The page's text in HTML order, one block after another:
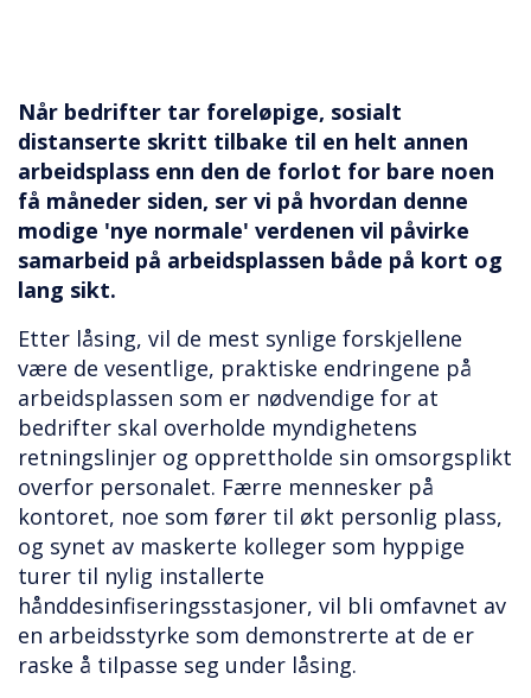
Når bedrifter tar foreløpige, sosialt
distanserte skritt tilbake til en helt annen
arbeidsplass enn den de forlot for bare noen
få måneder siden, ser vi på hvordan denne
modige 'nye normale' verdenen vil påvirke
samarbeid på arbeidsplassen både på kort og
lang sikt.
Etter låsing, vil de mest synlige forskjellene
være de vesentlige, praktiske endringene på
arbeidsplassen som er nødvendige for at
bedrifter skal overholde myndighetens
retningslinjer og opprettholde sin omsorgsplikt
overfor personalet. Færre mennesker på
kontoret, noe som fører til økt personlig plass,
og synet av maskerte kolleger som hyppige
turer til nylig installerte
hånddesinfiseringsstasjoner, vil bli omfavnet av
en arbeidsstyrke som demonstrerte at de er
raske å tilpasse seg under låsing.